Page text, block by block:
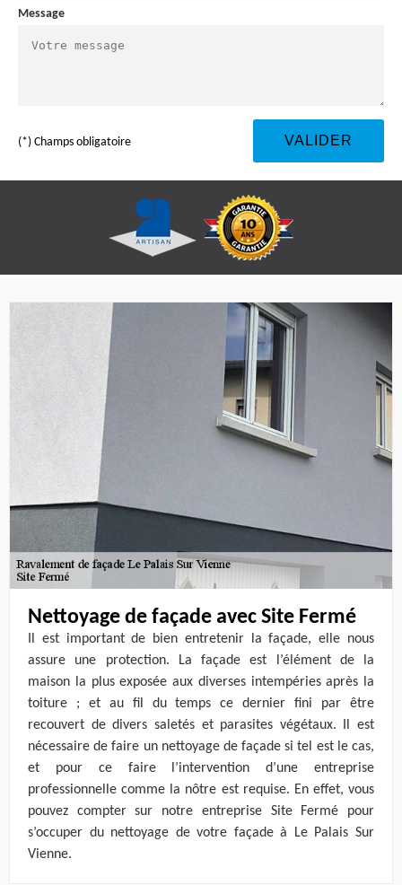
Message
(*) Champs obligatoire
Nettoyage de façade avec Site Fermé
Il est important de bien entretenir la façade, elle nous
assure une protection. La façade est l’élément de la
maison la plus exposée aux diverses intempéries après la
toiture ; et au fil du temps ce dernier fini par être
recouvert de divers saletés et parasites végétaux. Il est
nécessaire de faire un nettoyage de façade si tel est le cas,
et pour ce faire l’intervention d’une entreprise
professionnelle comme la nôtre est requise. En effet, vous
pouvez compter sur notre entreprise Site Fermé pour
s’occuper du nettoyage de votre façade à Le Palais Sur
Vienne.